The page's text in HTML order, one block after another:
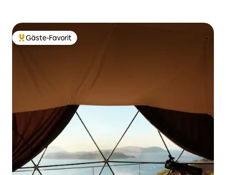
Beliebter Gäste-Favorit.
Gäste-Favorit